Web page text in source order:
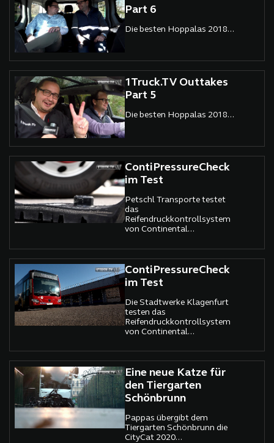
Part 6
Die besten Hoppalas 2018...
1Truck.TV Outtakes
Part 5
Die besten Hoppalas 2018...
ContiPressureCheck
im Test
Petschl Transporte testet
das
Reifendruckkontrollsystem
von Continental...
ContiPressureCheck
im Test
Die Stadtwerke Klagenfurt
testen das
Reifendruckkontrollsystem
von Continental...
Eine neue Katze für
den Tiergarten
Schönbrunn
Pappas übergibt dem
Tiergarten Schönbrunn die
CityCat 2020...